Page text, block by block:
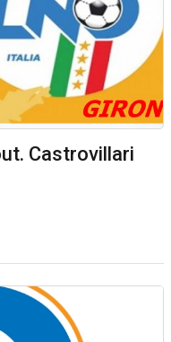
Castrovillari